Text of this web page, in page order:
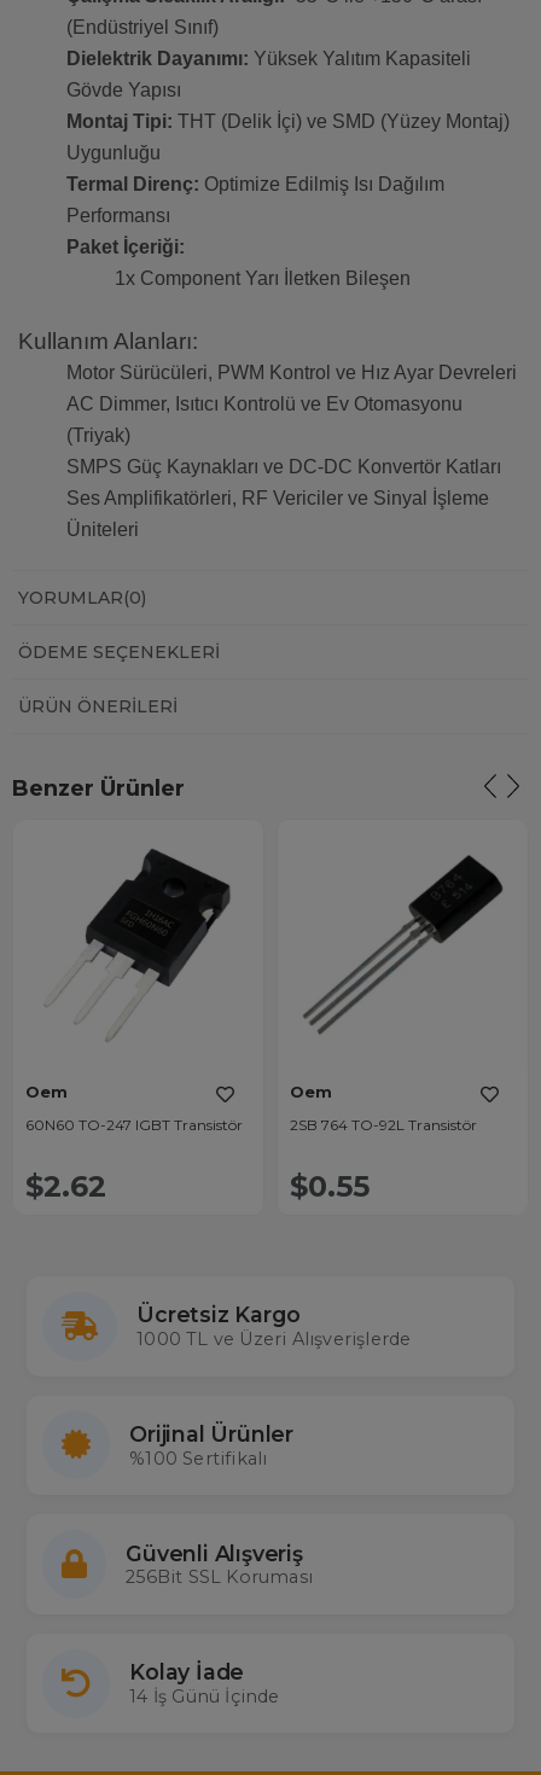
(Endüstriyel Sınıf)
Dielektrik Dayanımı: Yüksek Yalıtım Kapasiteli
Gövde Yapısı
Montaj Tipi: THT (Delik İçi) ve SMD (Yüzey Montaj)
Uygunluğu
Termal Direnç: Optimize Edilmiş Isı Dağılım
Performansı
Paket İçeriği:
1x Component Yarı İletken Bileşen
Kullanım Alanları:
Motor Sürücüleri, PWM Kontrol ve Hız Ayar Devreleri
AC Dimmer, Isıtıcı Kontrolü ve Ev Otomasyonu
(Triyak)
SMPS Güç Kaynakları ve DC-DC Konvertör Katları
Ses Amplifikatörleri, RF Vericiler ve Sinyal İşleme
Üniteleri
YORUMLAR(0)
ÖDEME SEÇENEKLERI
ÜRÜN ÖNERILERI
Benzer Ürünler
Oem
60N60 TO-247 IGBT Transistör
$2.62
Oem
2SB 764 TO-92L Transistör
$0.55
Ücretsiz Kargo
1000 TL ve Üzeri Alışverişlerde
Orijinal Ürünler
%100 Sertifikalı
Güvenli Alışveriş
256Bit SSL Koruması
Kolay İade
14 İş Günü İçinde